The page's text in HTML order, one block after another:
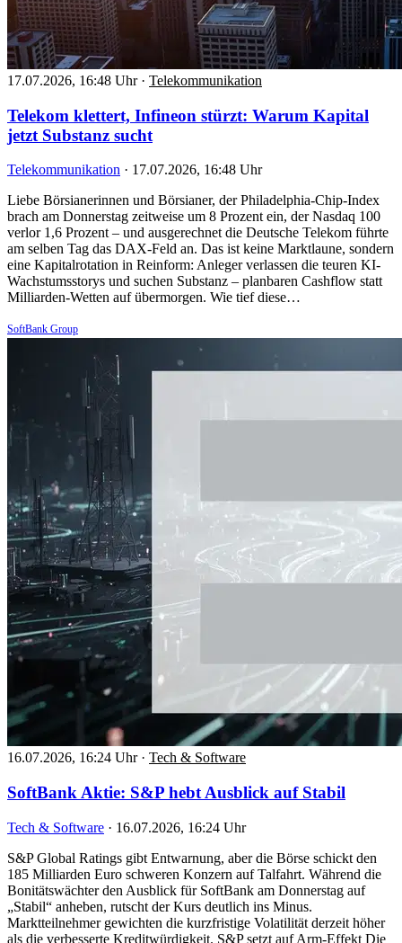
17.07.2026, 16:48 Uhr · Telekommunikation
Telekom klettert, Infineon stürzt: Warum Kapital
jetzt Substanz sucht
Telekommunikation · 17.07.2026, 16:48 Uhr
Liebe Börsianerinnen und Börsianer, der Philadelphia-Chip-Index
brach am Donnerstag zeitweise um 8 Prozent ein, der Nasdaq 100
verlor 1,6 Prozent – und ausgerechnet die Deutsche Telekom führte
am selben Tag das DAX-Feld an. Das ist keine Marktlaune, sondern
eine Kapitalrotation in Reinform: Anleger verlassen die teuren KI-
Wachstumsstorys und suchen Substanz – planbaren Cashflow statt
Milliarden-Wetten auf übermorgen. Wie tief diese…
SoftBank Group
16.07.2026, 16:24 Uhr · Tech & Software
SoftBank Aktie: S&P hebt Ausblick auf Stabil
Tech & Software · 16.07.2026, 16:24 Uhr
S&P Global Ratings gibt Entwarnung, aber die Börse schickt den
185 Milliarden Euro schweren Konzern auf Talfahrt. Während die
Bonitätswächter den Ausblick für SoftBank am Donnerstag auf
„Stabil“ anheben, rutscht der Kurs deutlich ins Minus.
Marktteilnehmer gewichten die kurzfristige Volatilität derzeit höher
als die verbesserte Kreditwürdigkeit. S&P setzt auf Arm-Effekt Die